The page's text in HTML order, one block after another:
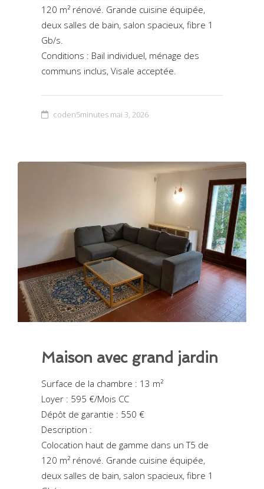
120 m² rénové. Grande cuisine équipée,
deux salles de bain, salon spacieux, fibre 1
Gb/s.
Conditions : Bail individuel, ménage des
communs inclus, Visale acceptée.
coden5minutes mai 3, 2026
Maison avec grand jardin
Surface de la chambre : 13 m²
Loyer : 595 €/Mois CC
Dépôt de garantie : 550 €
Description :
Colocation haut de gamme dans un T5 de
120 m² rénové. Grande cuisine équipée,
deux salles de bain, salon spacieux, fibre 1